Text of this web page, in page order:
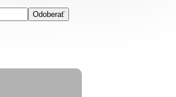
Odoberať